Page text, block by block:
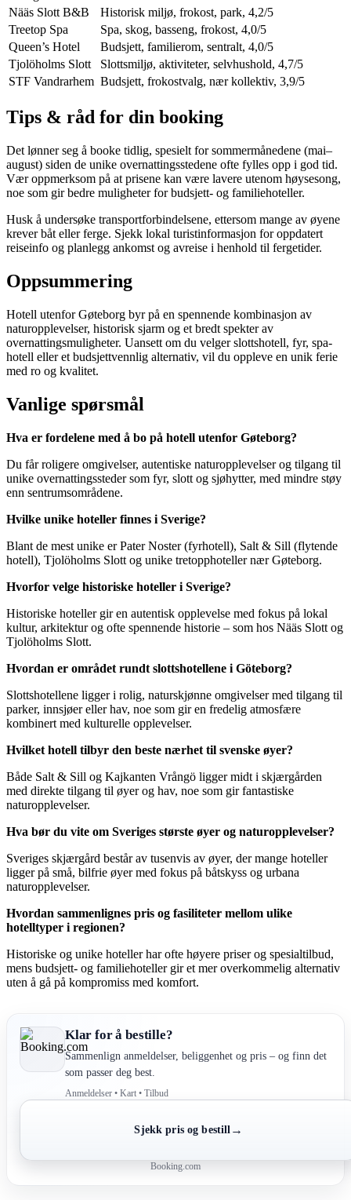
Nääs Slott B&B
Historisk miljø, frokost, park, 4,2/5
Treetop Spa
Spa, skog, basseng, frokost, 4,0/5
Queen’s Hotel
Budsjett, familierom, sentralt, 4,0/5
Tjolöholms Slott
Slottsmiljø, aktiviteter, selvhushold, 4,7/5
STF Vandrarhem Budsjett, frokostvalg, nær kollektiv, 3,9/5
Tips & råd for din booking
Det lønner seg å booke tidlig, spesielt for sommermånedene (mai–
august) siden de unike overnattingsstedene ofte fylles opp i god tid.
Vær oppmerksom på at prisene kan være lavere utenom høysesong,
noe som gir bedre muligheter for budsjett- og familiehoteller.
Husk å undersøke transportforbindelsene, ettersom mange av øyene
krever båt eller ferge. Sjekk lokal turistinformasjon for oppdatert
reiseinfo og planlegg ankomst og avreise i henhold til fergetider.
Oppsummering
Hotell utenfor Gøteborg byr på en spennende kombinasjon av
naturopplevelser, historisk sjarm og et bredt spekter av
overnattingsmuligheter. Uansett om du velger slottshotell, fyr, spa-
hotell eller et budsjettvennlig alternativ, vil du oppleve en unik ferie
med ro og kvalitet.
Vanlige spørsmål
Hva er fordelene med å bo på hotell utenfor Gøteborg?
Du får roligere omgivelser, autentiske naturopplevelser og tilgang til
unike overnattingssteder som fyr, slott og sjøhytter, med mindre støy
enn sentrumsområdene.
Hvilke unike hoteller finnes i Sverige?
Blant de mest unike er Pater Noster (fyrhotell), Salt & Sill (flytende
hotell), Tjolöholms Slott og unike tretopphoteller nær Gøteborg.
Hvorfor velge historiske hoteller i Sverige?
Historiske hoteller gir en autentisk opplevelse med fokus på lokal
kultur, arkitektur og ofte spennende historie – som hos Nääs Slott og
Tjolöholms Slott.
Hvordan er området rundt slottshotellene i Göteborg?
Slottshotellene ligger i rolig, naturskjønne omgivelser med tilgang til
parker, innsjøer eller hav, noe som gir en fredelig atmosfære
kombinert med kulturelle opplevelser.
Hvilket hotell tilbyr den beste nærhet til svenske øyer?
Både Salt & Sill og Kajkanten Vrångö ligger midt i skjærgården
med direkte tilgang til øyer og hav, noe som gir fantastiske
naturopplevelser.
Hva bør du vite om Sveriges største øyer og naturopplevelser?
Sveriges skjærgård består av tusenvis av øyer, der mange hoteller
ligger på små, bilfrie øyer med fokus på båtskyss og urbana
naturopplevelser.
Hvordan sammenlignes pris og fasiliteter mellom ulike
hotelltyper i regionen?
Historiske og unike hoteller har ofte høyere priser og spesialtilbud,
mens budsjett- og familiehoteller gir et mer overkommelig alternativ
uten å gå på kompromiss med komfort.
Klar for å bestille?
Sammenlign anmeldelser, beliggenhet og pris – og finn det
som passer deg best.
Anmeldelser • Kart • Tilbud
Sjekk pris og bestill →
Booking.com